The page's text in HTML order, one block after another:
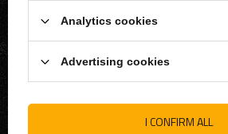
KONTAKT
MIN KONTO |
Analytics cookies
Advertising cookies
I CONFIRM ALL